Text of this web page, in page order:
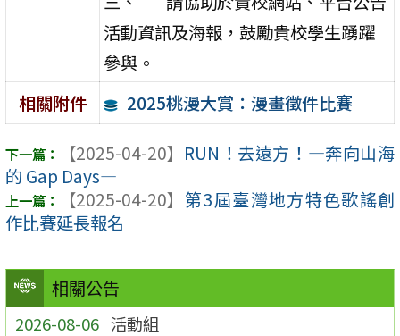
相關公告
2026-08-06 活動組
活動資訊及海報，鼓勵貴校學生踴躍
參與。
相關附件
2025桃漫大賞：漫畫徵件比賽
【2025-04-20】 RUN！去遠方！—奔向山海
的 Gap Days—
【2025-04-20】 第3屆臺灣地方特色歌謠創
作比賽延長報名